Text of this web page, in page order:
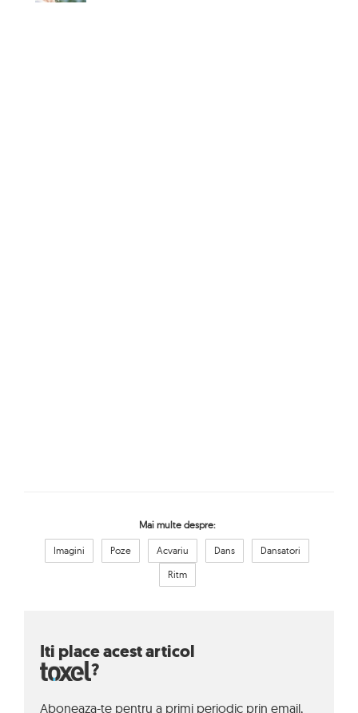
Mai multe despre:
Imagini Poze Acvariu Dans
Dansatori
Ritm
Iti place acest articol
?
Aboneaza-te pentru a primi periodic prin email,